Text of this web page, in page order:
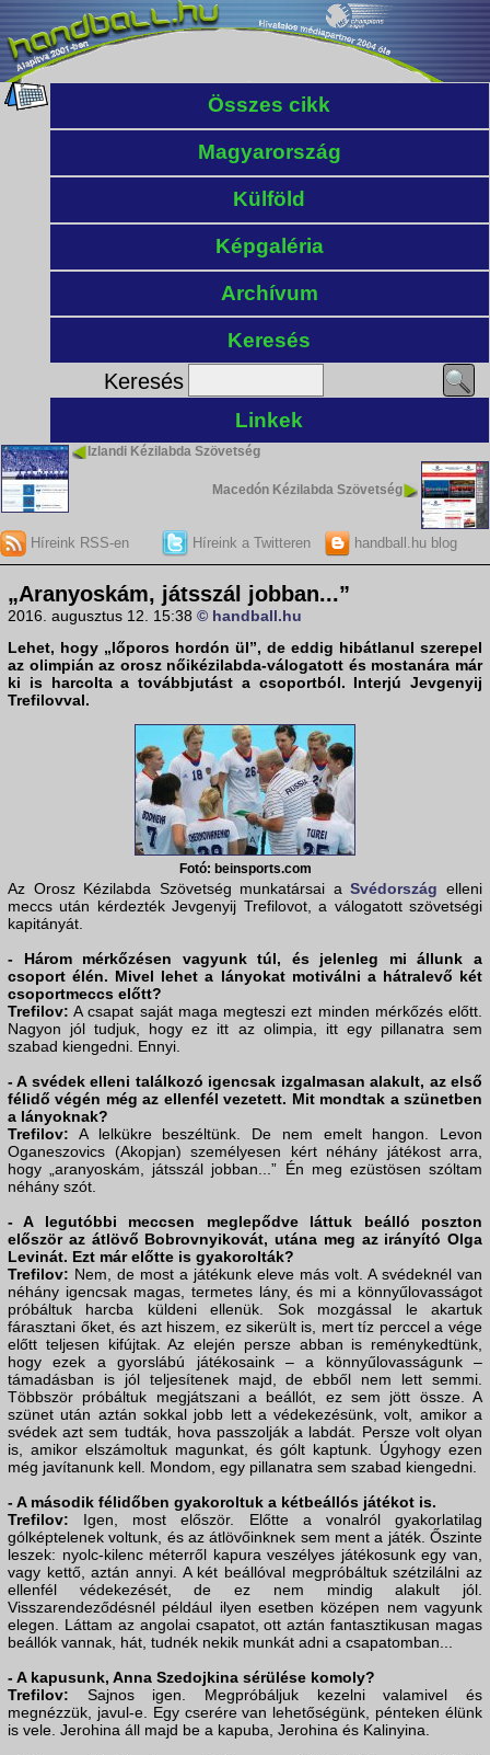
Összes cikk
Magyarország
Külföld
Képgaléria
Archívum
Keresés
Keresés
Linkek
Izlandi Kézilabda Szövetség
Macedón Kézilabda Szövetség
Híreink RSS-en Híreink a Twitteren handball.hu blog
„Aranyoskám, játsszál jobban...”
2016. augusztus 12. 15:38 © handball.hu
Lehet, hogy „lőporos hordón ül”, de eddig hibátlanul szerepel
az olimpián az orosz nőikézilabda-válogatott és mostanára már
ki is harcolta a továbbjutást a csoportból. Interjú Jevgenyij
Trefilovval.
Fotó: beinsports.com
Az Orosz Kézilabda Szövetség munkatársai aSvédország elleni
meccs után kérdezték Jevgenyij Trefilovot, a válogatott szövetségi
kapitányát.
- Három mérkőzésen vagyunk túl, és jelenleg mi állunk a
csoport élén. Mivel lehet a lányokat motiválni a hátralevő két
csoportmeccs előtt?
Trefilov: A csapat saját maga megteszi ezt minden mérkőzés előtt.
Nagyon jól tudjuk, hogy ez itt az olimpia, itt egy pillanatra sem
szabad kiengedni. Ennyi.
- A svédek elleni találkozó igencsak izgalmasan alakult, az első
félidő végén még az ellenfél vezetett. Mit mondtak a szünetben
a lányoknak?
Trefilov: A lelkükre beszéltünk. De nem emelt hangon. Levon
Oganeszovics (Akopjan) személyesen kért néhány játékost arra,
hogy „aranyoskám, játsszál jobban...” Én meg ezüstösen szóltam
néhány szót.
- A legutóbbi meccsen meglepődve láttuk beálló poszton
először az átlövő Bobrovnyikovát, utána meg az irányító Olga
Levinát. Ezt már előtte is gyakorolták?
Trefilov: Nem, de most a játékunk eleve más volt. A svédeknél van
néhány igencsak magas, termetes lány, és mi a könnyűlovasságot
próbáltuk harcba küldeni ellenük. Sok mozgással le akartuk
fárasztani őket, és azt hiszem, ez sikerült is, mert tíz perccel a vége
előtt teljesen kifújtak. Az elején persze abban is reménykedtünk,
hogy ezek a gyorslábú játékosaink – a könnyűlovasságunk –
támadásban is jól teljesítenek majd, de ebből nem lett semmi.
Többször próbáltuk megjátszani a beállót, ez sem jött össze. A
szünet után aztán sokkal jobb lett a védekezésünk, volt, amikor a
svédek azt sem tudták, hova passzolják a labdát. Persze volt olyan
is, amikor elszámoltuk magunkat, és gólt kaptunk. Úgyhogy ezen
még javítanunk kell. Mondom, egy pillanatra sem szabad kiengedni.
- A második félidőben gyakoroltuk a kétbeállós játékot is.
Trefilov: Igen, most először. Előtte a vonalról gyakorlatilag
gólképtelenek voltunk, és az átlövőinknek sem ment a játék. Őszinte
leszek: nyolc-kilenc méterről kapura veszélyes játékosunk egy van,
vagy kettő, aztán annyi. A két beállóval megpróbáltuk szétzilálni az
ellenfél védekezését, de ez nem mindig alakult jól.
Visszarendeződésnél például ilyen esetben középen nem vagyunk
elegen. Láttam az angolai csapatot, ott aztán fantasztikusan magas
beállók vannak, hát, tudnék nekik munkát adni a csapatomban...
- A kapusunk, Anna Szedojkina sérülése komoly?
Trefilov: Sajnos igen. Megpróbáljuk kezelni valamivel és
megnézzük, javul-e. Egy cserére van lehetőségünk, pénteken élünk
is vele. Jerohina áll majd be a kapuba, Jerohina és Kalinyina.